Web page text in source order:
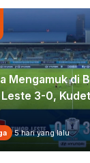
Mengamuk di
3-0,
5 hari yang lalu